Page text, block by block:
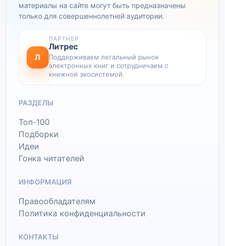
материалы на сайте могут быть предназначены
только для совершеннолетней аудитории.
Л
ПАРТНЕР
Литрес
Поддерживаем легальный рынок
электронных книг и сотрудничаем с
книжной экосистемой.
РАЗДЕЛЫ
Топ-100
Подборки
Идеи
Гонка читателей
ИНФОРМАЦИЯ
Правообладателям
Политика конфиденциальности
КОНТАКТЫ